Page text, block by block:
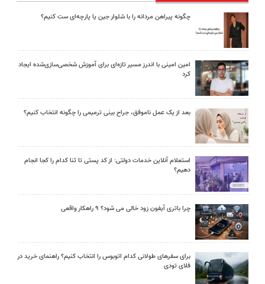
چگونه پیراهن مردانه را با شلوار جین یا پارچه‌ای ست کنیم؟
امین امینی با اندرز مسیر تازه‌ای برای آموزش شخصی‌سازی‌شده ایجاد
کرد
بعد از یک عمل ناموفق، جراح بینی ترمیمی را چگونه انتخاب کنیم؟
استعلام آنلاین خدمات دولتی: از کد پستی تا ثنا کدام را کجا انجام
دهیم؟
چرا باتری آیفون زود خالی می شود؟ ۹ راهکار واقعی
برای سفرهای طولانی کدام اتوبوس را انتخاب کنیم؟ راهنمای خرید در
فلای تودی